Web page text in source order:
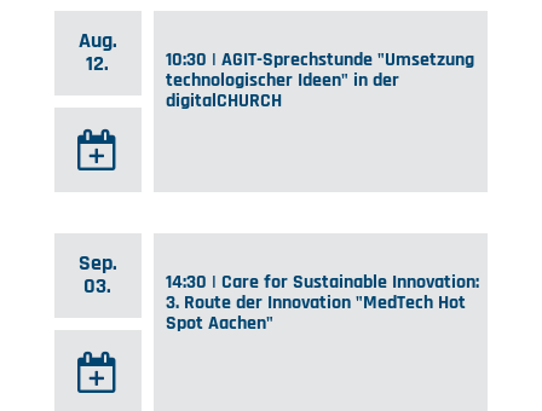
Aug.
12.
10:30 | AGIT-Sprechstunde "Umsetzung
technologischer Ideen" in der
digitalCHURCH
Sep.
03.
14:30 | Care for Sustainable Innovation:
3. Route der Innovation "MedTech Hot
Spot Aachen"